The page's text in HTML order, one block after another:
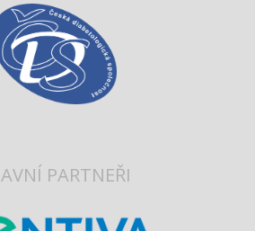
PARTNEŘI